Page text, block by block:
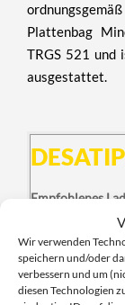
Wir verwenden
speichern und/oder
verbessern und um
diesen Technologien
Plattenbag
TRGS 521 und
ausgestattet.
Empfohlenes